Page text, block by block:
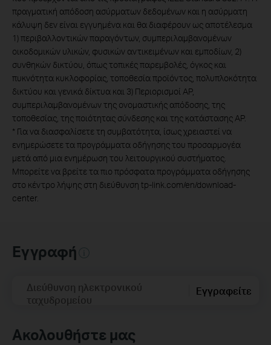
πραγματική απόδοση ασύρματων δεδομένων και η ασύρματη
κάλυψη δεν είναι εγγυημένα και θα διαφέρουν ως αποτέλεσμα
1) περιβαλλοντικών παραγόντων, συμπεριλαμβανομένων
οικοδομικών υλικών, φυσικών αντικειμένων και εμποδίων, 2)
συνθηκών δικτύου, όπως τοπικές παρεμβολές, όγκος και
πυκνότητα κυκλοφορίας, τοποθεσία προϊόντος, πολυπλοκότητα
δικτύου και γενικά δίκτυα και 3) Περιορισμοί AP,
συμπεριλαμβανομένων της ονομαστικής απόδοσης, της
τοποθεσίας, της ποιότητας σύνδεσης και της κατάστασης AP.
* Για να διασφαλίσετε τη συμβατότητα, ίσως χρειαστεί να
ενημερώσετε τα προγράμματα οδήγησης του προσαρμογέα
μετά από μια ενημέρωση του λειτουργικού συστήματος.
Μπορείτε να βρείτε τα πιο πρόσφατα προγράμματα οδήγησης
στο κέντρο λήψης στη διεύθυνση tp-link.com/en/download-
center.
Εγγραφή
Διεύθυνση ηλεκτρονικού
ταχυδρομείου
Εγγραφείτε
Ακολουθήστε μας